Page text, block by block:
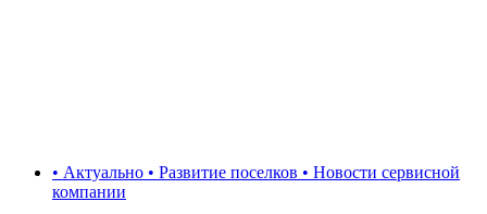
• Актуально • Развитие поселков • Новости сервисной
компании